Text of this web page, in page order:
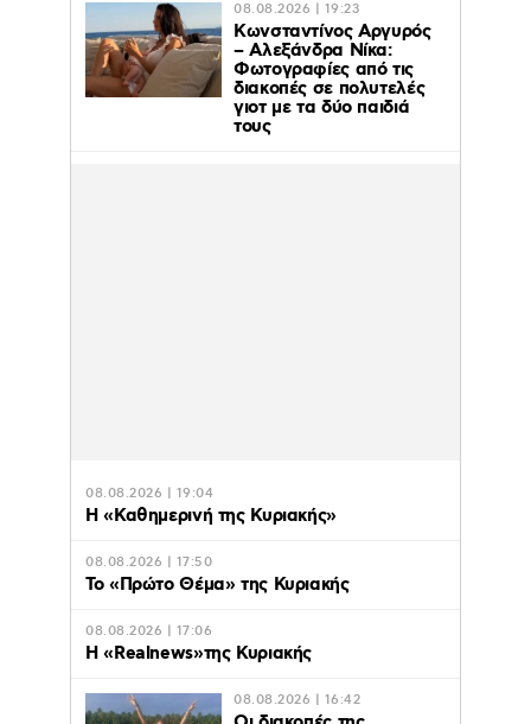
08.08.2026 | 19:23
Κωνσταντίνος Αργυρός
– Αλεξάνδρα Νίκα:
Φωτογραφίες από τις
διακοπές σε πολυτελές
γιοτ με τα δύο παιδιά
τους
08.08.2026 | 19:04
H «Καθημερινή της Κυριακής»
08.08.2026 | 17:50
Το «Πρώτο Θέμα» της Κυριακής
08.08.2026 | 17:06
Η «Realnews»της Κυριακής
08.08.2026 | 16:42